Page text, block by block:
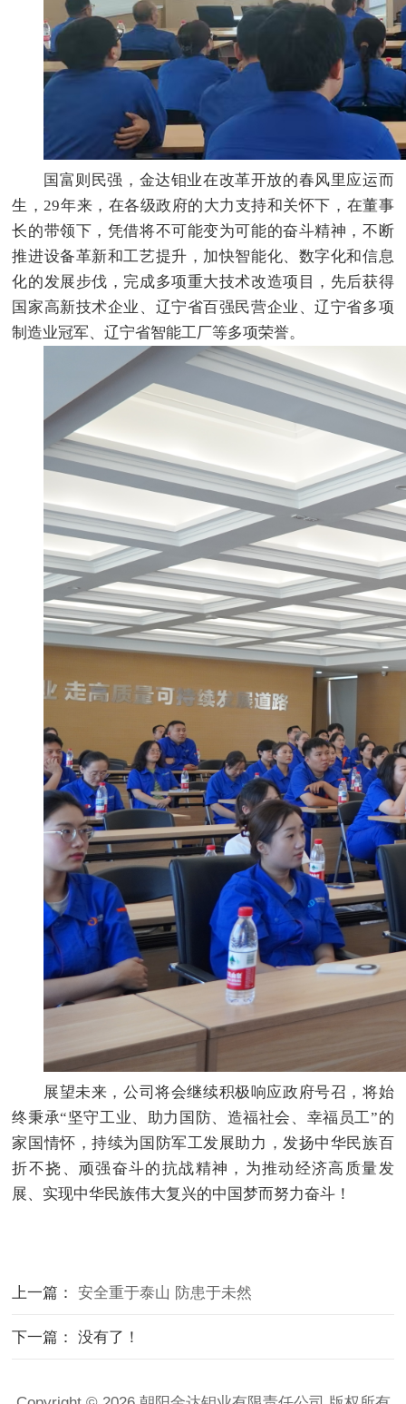
国富则民强，金达钼业在改革开放的春风里应运而
生，29年来，在各级政府的大力支持和关怀下，在董事
长的带领下，凭借将不可能变为可能的奋斗精神，不断
推进设备革新和工艺提升，加快智能化、数字化和信息
化的发展步伐，完成多项重大技术改造项目，先后获得
国家高新技术企业、辽宁省百强民营企业、辽宁省多项
制造业冠军、辽宁省智能工厂等多项荣誉。
展望未来，公司将会继续积极响应政府号召，将始
终秉承“坚守工业、助力国防、造福社会、幸福员工”的
家国情怀，持续为国防军工发展助力，发扬中华民族百
折不挠、顽强奋斗的抗战精神，为推动经济高质量发
展、实现中华民族伟大复兴的中国梦而努力奋斗！
上一篇：安全重于泰山 防患于未然
下一篇： 没有了！